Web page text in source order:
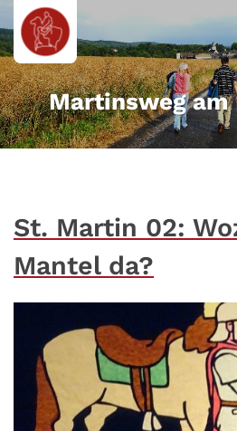
Zum Inhalt springen
Martinsweg
St. Martin 02:
Mantel da?